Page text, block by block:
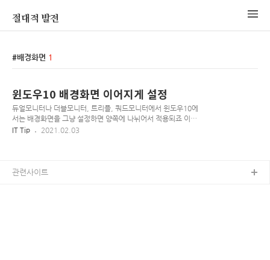
절대적 발전
배경화면 1
윈도우10 배경화면 이어지게 설정
듀얼모니터나 더블모니터, 트리플, 쿼드모니터에서 윈도우10에
서는 배경화면을 그냥 설정하면 양쪽에 나뉘어서 적용되죠 이어
지게 설정하는 방법을 공유하겠습니다. 1. 작업표시줄 좌측 하
누르면 모든 모니터에 동일한 배경화면이 설정됩니다.
IT Tip 2021.02.03
관련사이트